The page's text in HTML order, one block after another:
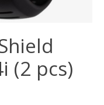
(2 pcs)